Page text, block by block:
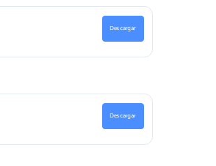
Descargar
Descargar